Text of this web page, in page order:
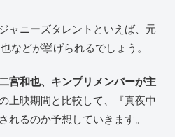
ャニーズタレントといえば、元
などが挙げられるでしょう。
宮和也、キンプリメンバーが主
上映期間と比較して、『真夜中
れるのか予想していきます。